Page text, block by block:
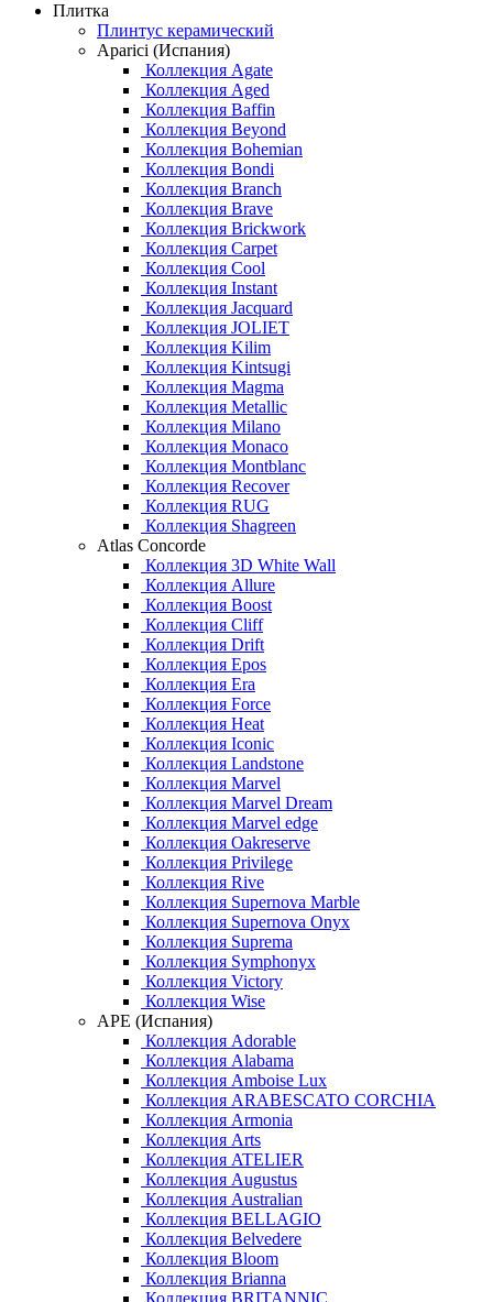
Плитка
Плинтус керамический
Aparici (Испания)
Коллекция Agate
Коллекция Aged
Коллекция Baffin
Коллекция Beyond
Коллекция Bohemian
Коллекция Bondi
Коллекция Branch
Коллекция Brave
Коллекция Brickwork
Коллекция Carpet
Коллекция Cool
Коллекция Instant
Коллекция Jacquard
Коллекция JOLIET
Коллекция Kilim
Коллекция Kintsugi
Коллекция Magma
Коллекция Metallic
Коллекция Milano
Коллекция Monaco
Коллекция Montblanc
Коллекция Recover
Коллекция RUG
Коллекция Shagreen
Atlas Concorde
Коллекция 3D White Wall
Коллекция Allure
Коллекция Boost
Коллекция Cliff
Коллекция Drift
Коллекция Epos
Коллекция Era
Коллекция Force
Коллекция Heat
Коллекция Iconic
Коллекция Landstone
Коллекция Marvel
Коллекция Marvel Dream
Коллекция Marvel edge
Коллекция Oakreserve
Коллекция Privilege
Коллекция Rive
Коллекция Supernova Marble
Коллекция Supernova Onyx
Коллекция Suprema
Коллекция Symphonyx
Коллекция Victory
Коллекция Wise
APE (Испания)
Коллекция Adorable
Коллекция Alabama
Коллекция Amboise Lux
Коллекция ARABESCATO CORCHIA
Коллекция Armonia
Коллекция Arts
Коллекция ATELIER
Коллекция Augustus
Коллекция Australian
Коллекция BELLAGIO
Коллекция Belvedere
Коллекция Bloom
Коллекция Brianna
Коллекция BRITANNIC